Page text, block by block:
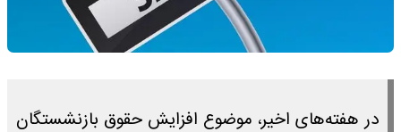
در هفته‌های اخیر، موضوع افزایش حقوق بازنشستگان